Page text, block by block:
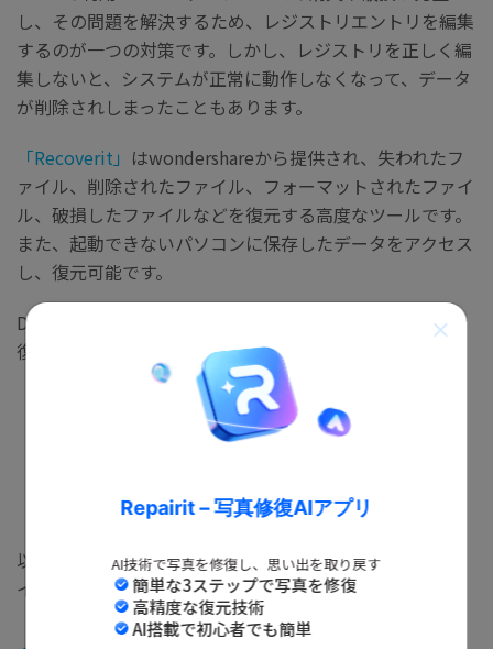
Repairit – 写真修復AIアプリ
AI技術で写真を修復し、思い出を取り戻す
簡単な3ステップで写真を修復
高精度な復元技術
AI搭載で初心者でも簡単
し、その問題を解決するため、レジストリエントリを編集
するのが一つの対策です。しかし、レジストリを正しく編
集しないと、システムが正常に動作しなくなって、データ
が削除されしまったこともあります。
「Recoverit」 はwondershareから提供され、失われたフ
ァイル、削除されたファイル、フォーマットされたファイ
ル、破損したファイルなどを復元する高度なツールです。
また、起動できないパソコンに保存したデータをアクセス
し、復元可能です。
DHCPの不具合によるデータ紛失を予防ため、この万能な
復元ソフト
「Recoverit」のご利用をおすすめです。
無料ダウンロード
無料ダウンロード
以下は、
「Recoverit」でパソコンから削除したWinファ
イルを復元する手順です。